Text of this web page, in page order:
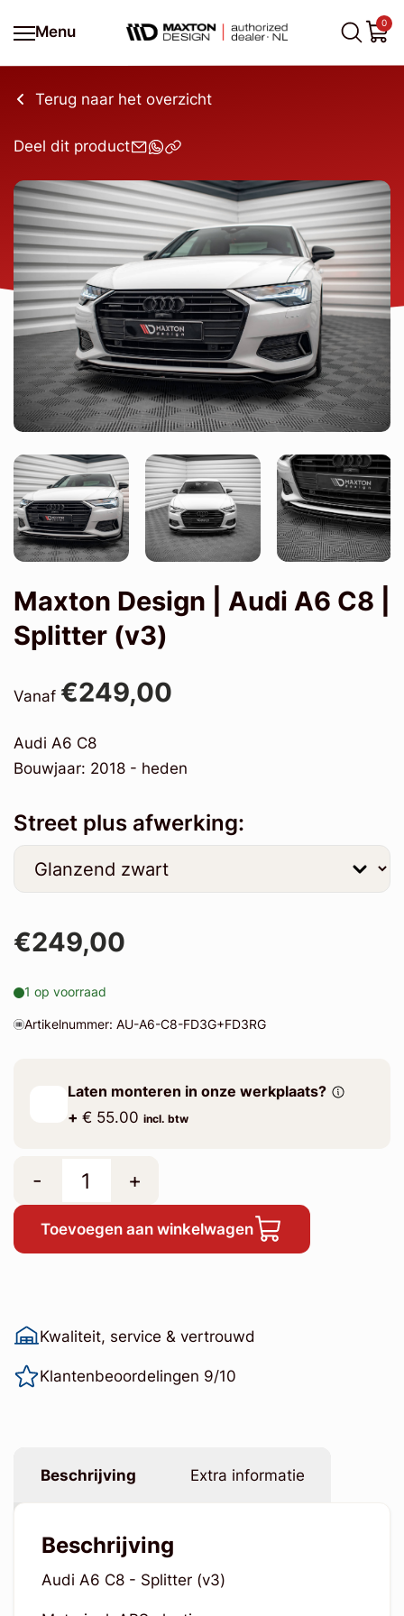
Menu
0
Terug naar het overzicht
Deel dit product
Maxton Design | Audi A6 C8 |
Splitter (v3)
Vanaf €249,00
Audi A6 C8
Bouwjaar: 2018 - heden
Street plus afwerking:
€249,00
1 op voorraad
Artikelnummer: AU-A6-C8-FD3G+FD3RG
Laten monteren in onze werkplaats?
+ € 55.00 incl. btw
- +
Toevoegen aan winkelwagen
Kwaliteit, service & vertrouwd
Klantenbeoordelingen 9/10
Beschrijving Extra informatie
Beschrijving
Audi A6 C8 - Splitter (v3)